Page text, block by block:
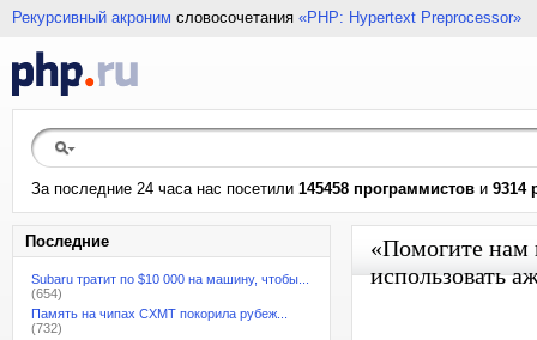
Рекурсивный акроним словосочетания «PHP: Hypertext Preprocessor»
За последние 24 часа нас посетили 145458 программистов и 9314
Последние
Subaru тратит по $10 000 на машину, чтобы...
(654)
Память на чипах CXMT покорила рубеж...
(732)
«Помогите нам
использовать